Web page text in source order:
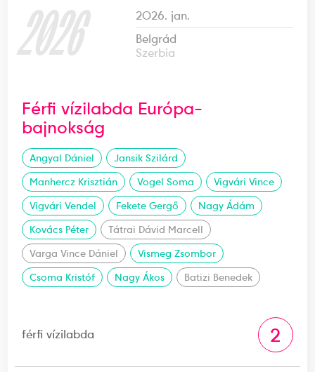
2026
2026. jan.
Belgrád
Szerbia
Férfi vízilabda Európa-
bajnokság
Angyal Dániel
Jansik Szilárd
Manhercz Krisztián
Vogel Soma
Vigvári Vince
Vigvári Vendel
Fekete Gergő
Nagy Ádám
Kovács Péter
Tátrai Dávid Marcell
Varga Vince Dániel
Vismeg Zsombor
Csoma Kristóf
Nagy Ákos Batizi Benedek
férfi vízilabda 2